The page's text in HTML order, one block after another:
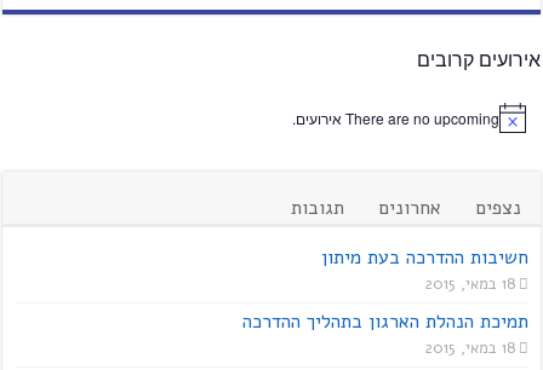
אירועים קרובים
There are no upcoming אירועים.
נצפים אחרונים
תגובות
חשיבות ההדרכה בעת מיתון
18 במאי, 2015
תמיכת הנהלת הארגון בתהליך ההדרכה
18 במאי, 2015